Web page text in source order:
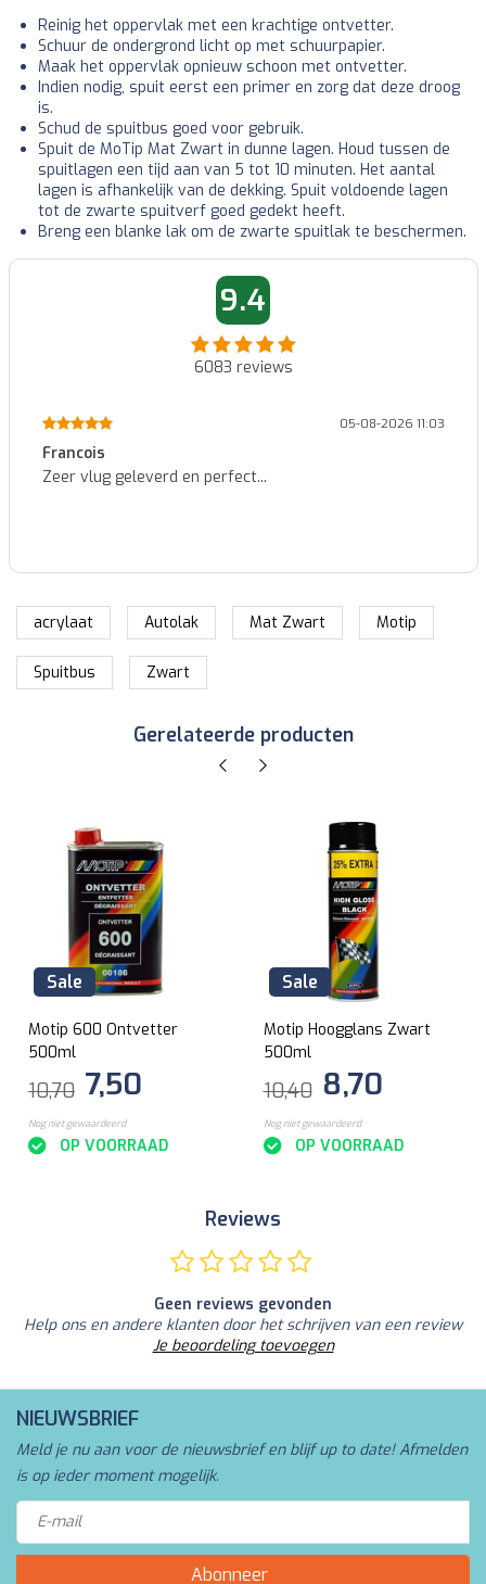
Reinig het oppervlak met een krachtige ontvetter.
Schuur de ondergrond licht op met schuurpapier.
Maak het oppervlak opnieuw schoon met ontvetter.
Indien nodig, spuit eerst een primer en zorg dat deze droog
is.
Schud de spuitbus goed voor gebruik.
Spuit de MoTip Mat Zwart in dunne lagen. Houd tussen de
spuitlagen een tijd aan van 5 tot 10 minuten. Het aantal
lagen is afhankelijk van de dekking. Spuit voldoende lagen
tot de zwarte spuitverf goed gedekt heeft.
Breng een blanke lak om de zwarte spuitlak te beschermen.
9.4
6083 reviews
05-08-2026 11:03
Francois
Zeer vlug geleverd en perfect...
acrylaat Autolak Mat Zwart Motip
Spuitbus Zwart
Gerelateerde producten
Sale
Motip 600 Ontvetter
500ml
10,70 7,50
Nog niet gewaardeerd
OP VOORRAAD
Sale
Motip Hoogglans Zwart
500ml
10,40 8,70
Nog niet gewaardeerd
OP VOORRAAD
Reviews
Geen reviews gevonden
Help ons en andere klanten door het schrijven van een review
Je beoordeling toevoegen
NIEUWSBRIEF
Meld je nu aan voor de nieuwsbrief en blijf up to date! Afmelden
is op ieder moment mogelijk.
Abonneer